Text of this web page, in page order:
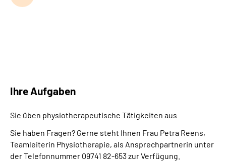
Ihre Aufgaben
Sie üben physiotherapeutische Tätigkeiten aus
Sie haben Fragen? Gerne steht Ihnen Frau Petra Reens,
Teamleiterin Physiotherapie, als Ansprechpartnerin unter
der Telefonnummer 09741 82-653 zur Verfügung.